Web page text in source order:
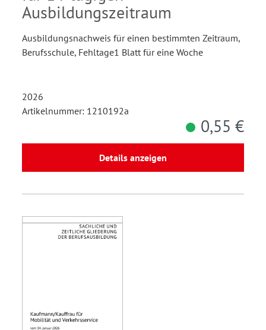
Ausbildungszeitraum
Ausbildungsnachweis für einen bestimmten Zeitraum,
Berufsschule, Fehltage1 Blatt für eine Woche
2026
Artikelnummer: 1210192a
0,55 €
Details anzeigen